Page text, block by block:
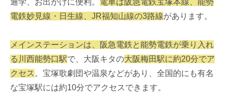
通学、お出かけに便利。 電車は阪急電鉄宝塚本線、能勢
電鉄妙見線・日生線、JR福知山線の3路線があります。
メインステーションは、阪急電鉄と能勢電鉄が乗り入れ
る川西能勢口駅で、大阪キタの大阪梅田駅に約20分でア
クセス 。宝塚歌劇団や温泉などがあり、全国的にも有名
な宝塚駅には約10分でアクセスできます。